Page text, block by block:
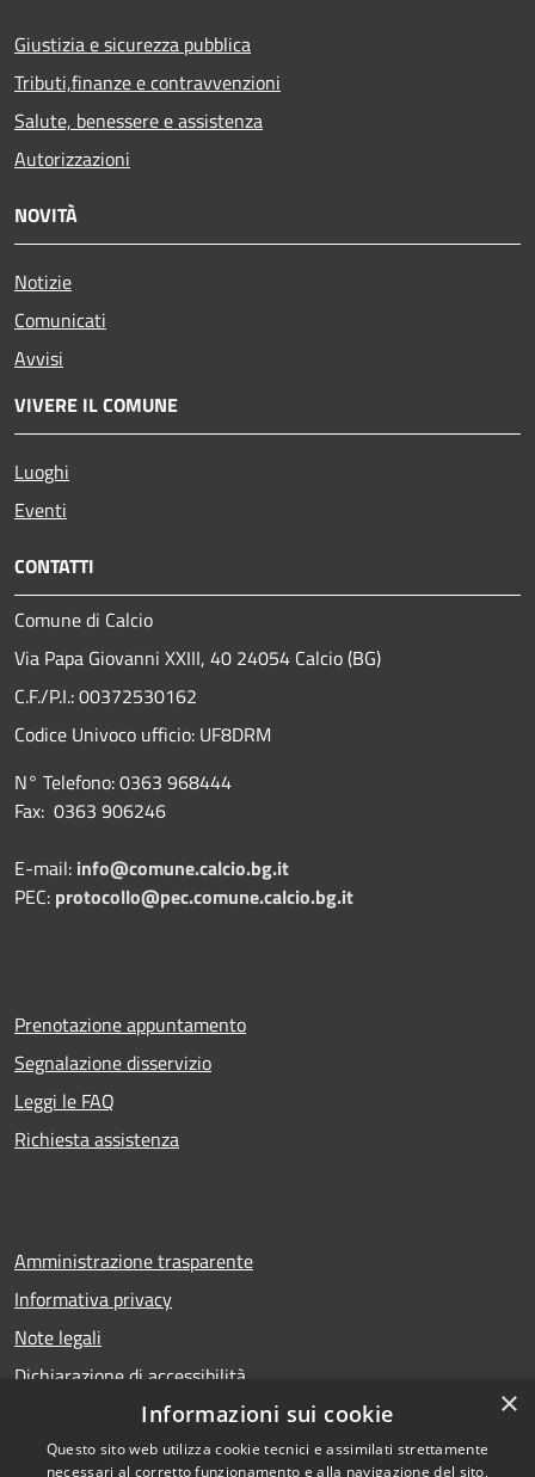
Giustizia e sicurezza pubblica
Tributi,finanze e contravvenzioni
Salute, benessere e assistenza
Autorizzazioni
NOVITÀ
Notizie
Comunicati
Avvisi
VIVERE IL COMUNE
Luoghi
Eventi
CONTATTI
Comune di Calcio
Via Papa Giovanni XXIII, 40 24054 Calcio (BG)
C.F./P.I.: 00372530162
Codice Univoco ufficio: UF8DRM
N° Telefono: 0363 968444
Fax: 0363 906246
E-mail: info@comune.calcio.bg.it
PEC: protocollo@pec.comune.calcio.bg.it
Prenotazione appuntamento
Segnalazione disservizio
Leggi le FAQ
Richiesta assistenza
Amministrazione trasparente
Informativa privacy
Note legali
Dichiarazione di accessibilità
×
Informazioni sui cookie
Questo sito web utilizza cookie tecnici e assimilati strettamente
necessari al corretto funzionamento e alla navigazione del sito,